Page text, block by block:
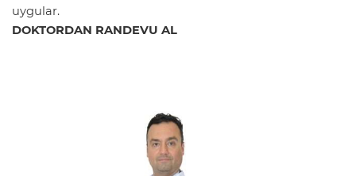
uygular.
DOKTORDAN RANDEVU AL